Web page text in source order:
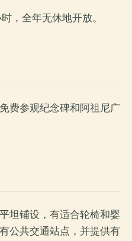
，全年无休地开放。
费参观纪念碑和阿祖尼广
坦铺设，有适合轮椅和婴
公共交通站点，并提供有